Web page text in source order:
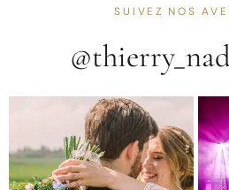
SUIVEZ NOS